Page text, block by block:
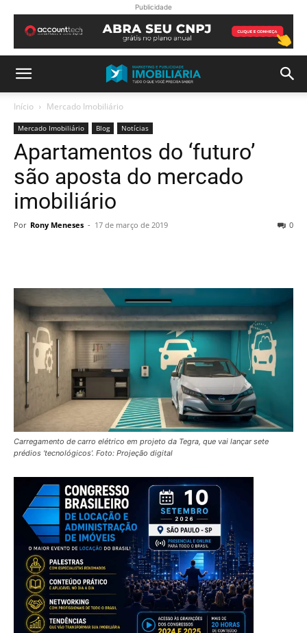
Publicidade
Início Mercado Imobiliário
Mercado Imobiliário Blog Notícias
Apartamentos do ‘futuro’
são aposta do mercado
imobiliário
Por Rony Meneses - 17 de março de 2019 0
Carregamento de carro elétrico em projeto da Tegra, que vai lançar sete
prédios ‘tecnológicos’. Foto: Projeção digital